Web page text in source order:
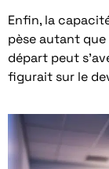
Enfin, la
pèse autant
départ peut
figurait sur le